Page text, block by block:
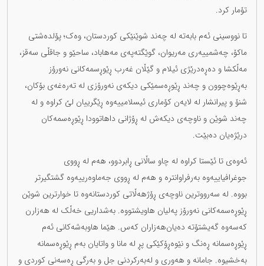
تۆمار کرد.
تا نووسینی ئەم بابەتە لە چەند شوێنێکی کوردستان، وەک؛ پۆلدەشتی
ماکۆ، چەشمییەری مەریوان، گوێگتەپەی مەهاباد، ساحێو و جاقڵی سەقز،
مەڵکشا و دەڕەدرێژی ئیلام و گێڵان غەرب ڕێوڕسمەکانی نەورۆز
بەڕێوەچوون و چەند ڕێوڕەسمێکی دیکەی نەورۆزی لە تەرەغەی بۆکان،
شنۆ و پیرانشار لە لایەن کۆماری ئیسلامییەوە ڕێگرییان لێ کراوە و لە
چەند شوێن و ناوچەی دیکەش لە ڕۆژانی داهاتوودا ڕێوڕەسمەکان
درێژەیان دەبێت.
ئەوەی تا ئێستا کراوە لە چاو ساڵانی ڕابردوو، هەم لە ڕووی
جوغرافیاییەوە بەرفراوانترە و هەم لە ڕووی جەماوەرییەوە گشتگیرتر
بووە. لە سەرووترین ناوچەی ڕۆژهەڵاتی کوردستانەوە تا خوارترین شوێن
ڕێوڕەسمەکانی نەورۆز پەلیان هاویشتووە. بەشداریی خەڵک لە هەزارن
کەسەوە گەیشتۆتە دەیان‌هەزاران کەس. هێما هاوبەشەکانی ئەم
ڕێوڕەسمانە ڕەنگ و نێوەڕۆکێکی پڕ لە مانا و واتایان بەم ڕێوڕەسمانە
بەخشیوە. جامانە و هەوری و لەبەرکردنی جل و بەرگی ڕەسەنی کوردی و